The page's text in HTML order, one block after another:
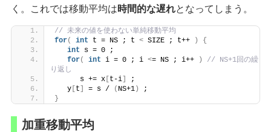
く。これでは移動平均は時間的な遅れとなってしまう。
// 未来の値を使わない単純移動平均
for( int t = NS ; t < SIZE ; t++ )
{
int s = 0 ;
for( int i = 0 ; i <= NS ; i++ )
// NS+1回の繰
り返し
      s += x
[ t-i]
;
   y
[ t = s / ( NS+1)
;
}
加重移動平均